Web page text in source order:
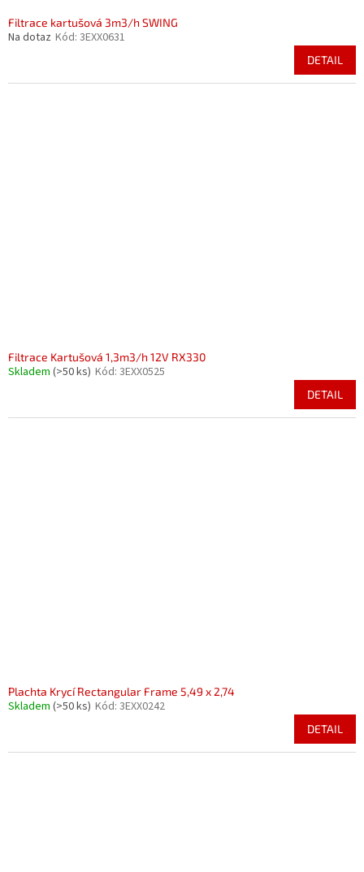
Filtrace kartušová 3m3/h SWING
Na dotaz Kód: 3EXX0631
DETAIL
Filtrace Kartušová 1,3m3/h 12V RX330
Skladem (>50 ks) Kód: 3EXX0525
DETAIL
Plachta Krycí Rectangular Frame 5,49 x 2,74
Skladem (>50 ks) Kód: 3EXX0242
DETAIL